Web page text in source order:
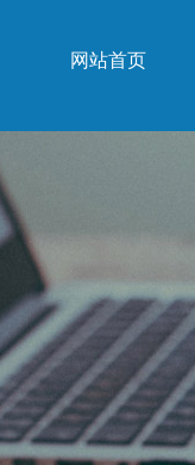
网站首页